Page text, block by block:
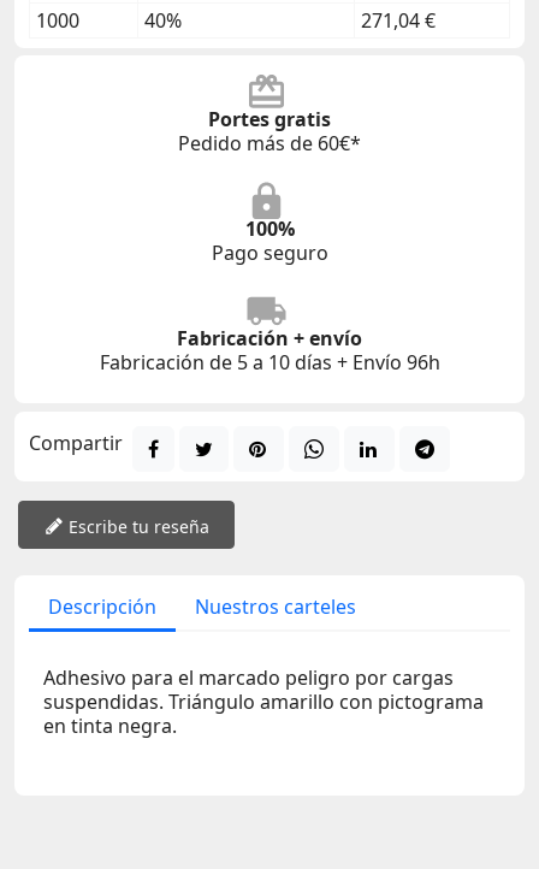
1000
40% 271,04 €
Portes gratis
Pedido más de 60€*
100%
Pago seguro
Fabricación + envío
Fabricación de 5 a 10 días + Envío 96h
Compartir
Escribe tu reseña
Descripción Nuestros carteles
Adhesivo para el marcado peligro por cargas
suspendidas. Triángulo amarillo con pictograma
en tinta negra.